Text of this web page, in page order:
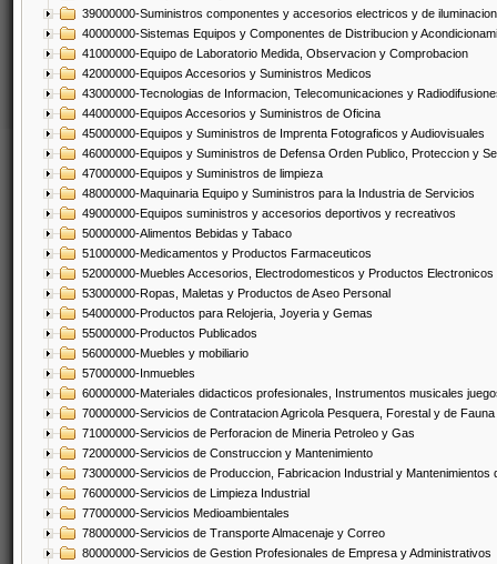
39000000-Suministros componentes y accesorios electricos y de iluminacion
40000000-Sistemas Equipos y Componentes de Distribucion y
41000000-Equipo de Laboratorio Medida, Observacion y Comprobacion
42000000-Equipos Accesorios y Suministros Medicos
43000000-Tecnologias de Informacion, Telecomunicaciones y
44000000-Equipos Accesorios y Suministros de Oficina
45000000-Equipos y Suministros de Imprenta Fotograficos y Audiovisuales
46000000-Equipos y Suministros de Defensa Orden Publico, Proteccion y
47000000-Equipos y Suministros de limpieza
48000000-Maquinaria Equipo y Suministros para la Industria de Servicios
49000000-Equipos suministros y accesorios deportivos y recreativos
50000000-Alimentos Bebidas y Tabaco
51000000-Medicamentos y Productos Farmaceuticos
52000000-Muebles Accesorios, Electrodomesticos y Productos Electronicos
53000000-Ropas, Maletas y Productos de Aseo Personal
54000000-Productos para Relojeria, Joyeria y Gemas
55000000-Productos Publicados
56000000-Muebles y mobiliario
57000000-Inmuebles
60000000-Materiales didacticos profesionales, Instrumentos musicales
70000000-Servicios de Contratacion Agricola Pesquera, Forestal y de Fauna
71000000-Servicios de Perforacion de Mineria Petroleo y Gas
72000000-Servicios de Construccion y Mantenimiento
73000000-Servicios de Produccion, Fabricacion Industrial y Mantenimientos
76000000-Servicios de Limpieza Industrial
77000000-Servicios Medioambientales
78000000-Servicios de Transporte Almacenaje y Correo
80000000-Servicios de Gestion Profesionales de Empresa y Administrativos